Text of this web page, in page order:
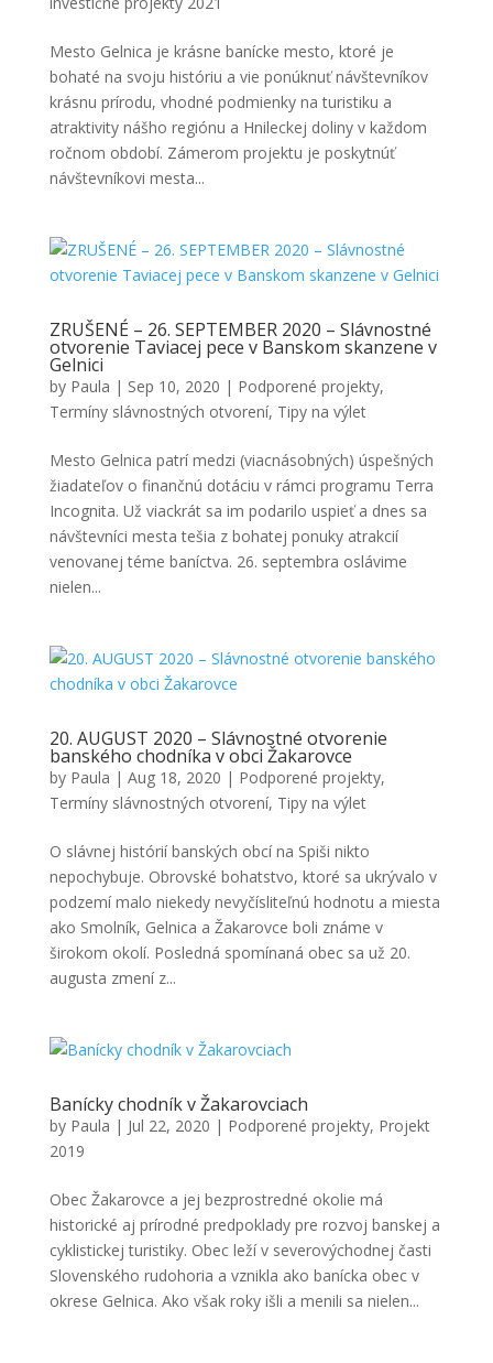
Mesto Gelnica je krásne banícke mesto, ktoré je
bohaté na svoju históriu a vie ponúknuť návštevníkov
krásnu prírodu, vhodné podmienky na turistiku a
atraktivity nášho regiónu a Hnileckej doliny v každom
ročnom období. Zámerom projektu je poskytnúť
návštevníkovi mesta...
ZRUŠENÉ – 26. SEPTEMBER 2020 – Slávnostné
otvorenie Taviacej pece v Banskom skanzene v
Gelnici
by Paula | Sep 10, 2020 | Podporené projekty,
Termíny slávnostných otvorení, Tipy na výlet
Mesto Gelnica patrí medzi (viacnásobných) úspešných
žiadateľov o finančnú dotáciu v rámci programu Terra
Incognita. Už viackrát sa im podarilo uspieť a dnes sa
návštevníci mesta tešia z bohatej ponuky atrakcií
venovanej téme baníctva. 26. septembra oslávime
nielen...
20. AUGUST 2020 – Slávnostné otvorenie
banského chodníka v obci Žakarovce
by Paula | Aug 18, 2020 | Podporené projekty,
Termíny slávnostných otvorení, Tipy na výlet
O slávnej histórií banských obcí na Spiši nikto
nepochybuje. Obrovské bohatstvo, ktoré sa ukrývalo v
podzemí malo niekedy nevyčísliteľnú hodnotu a miesta
ako Smolník, Gelnica a Žakarovce boli známe v
širokom okolí. Posledná spomínaná obec sa už 20.
augusta zmení z...
Banícky chodník v Žakarovciach
by Paula | Jul 22, 2020 | Podporené projekty, Projekt
2019
Obec Žakarovce a jej bezprostredné okolie má
historické aj prírodné predpoklady pre rozvoj banskej a
cyklistickej turistiky. Obec leží v severovýchodnej časti
Slovenského rudohoria a vznikla ako banícka obec v
okrese Gelnica. Ako však roky išli a menili sa nielen...